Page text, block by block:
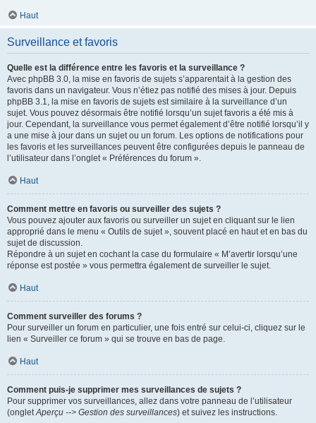
Haut
Surveillance et favoris
Quelle est la différence entre les favoris et la surveillance ?
Avec phpBB 3.0, la mise en favoris de sujets s’apparentait à la gestion des
favoris dans un navigateur. Vous n’étiez pas notifié des mises à jour. Depuis
phpBB 3.1, la mise en favoris de sujets est similaire à la surveillance d’un
sujet. Vous pouvez désormais être notifié lorsqu’un sujet favoris a été mis à
jour. Cependant, la surveillance vous permet également d’être notifié lorsqu’il y
a une mise à jour dans un sujet ou un forum. Les options de notifications pour
les favoris et les surveillances peuvent être configurées depuis le panneau de
l’utilisateur dans l’onglet « Préférences du forum ».
Haut
Comment mettre en favoris ou surveiller des sujets ?
Vous pouvez ajouter aux favoris ou surveiller un sujet en cliquant sur le lien
approprié dans le menu « Outils de sujet », souvent placé en haut et en bas du
sujet de discussion.
Répondre à un sujet en cochant la case du formulaire « M’avertir lorsqu’une
réponse est postée » vous permettra également de surveiller le sujet.
Haut
Comment surveiller des forums ?
Pour surveiller un forum en particulier, une fois entré sur celui-ci, cliquez sur le
lien « Surveiller ce forum » qui se trouve en bas de page.
Haut
Comment puis-je supprimer mes surveillances de sujets ?
Pour supprimer vos surveillances, allez dans votre panneau de l’utilisateur
(ongletAperçu --> Gestion des surveillances) et suivez les instructions.